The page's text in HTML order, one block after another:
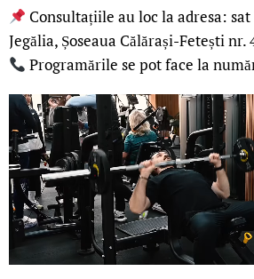
Consultațiile au loc la adresa:
Jegălia, Șoseaua Călărași-Fetești nr.
Programările se pot face la